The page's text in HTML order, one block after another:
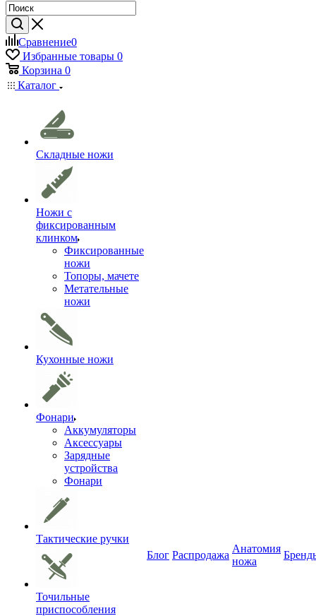
Сравнение0
Избранные товары 0
Корзина 0
Каталог
Складные ножи
Ножи с
фиксированным
клинком
Фиксированные
ножи
Топоры, мачете
Метательные
ножи
Кухонные ножи
Фонари
Аккумуляторы
Аксессуары
Зарядные
устройства
Фонари
Тактические ручки
Точильные
приспособления
Блог Распродажа
Анатомия
ножа